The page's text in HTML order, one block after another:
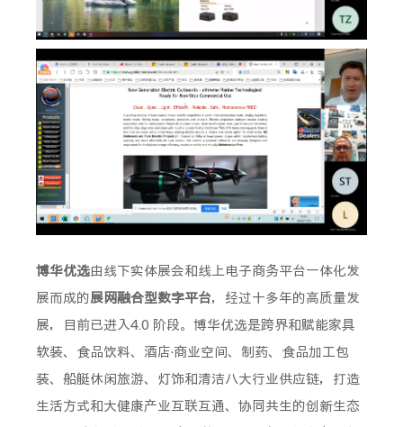
博华优选由线下实体展会和线上电子商务平台一体化发
展而成的展网融合型数字平台，经过十多年的高质量发
展，目前已进入4.0 阶段。博华优选是跨界和赋能家具
软装、食品饮料、酒店·商业空间、制药、食品加工包
装、船艇休闲旅游、灯饰和清洁八大行业供应链，打造
生活方式和大健康产业互联互通、协同共生的创新生态